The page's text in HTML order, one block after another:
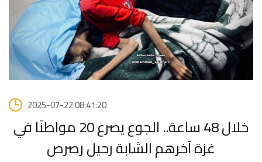
2025-07-22 08:41:20
خلال 48 ساعة.. الجوع يصرع 20 مواطنًا في
غزة آخرهم الشابة رحيل رصرص